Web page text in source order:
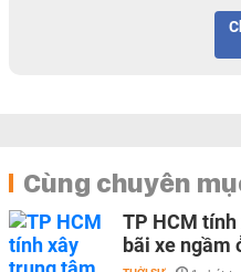
Cùng chuyên
TP HCM
bãi xe ngầm